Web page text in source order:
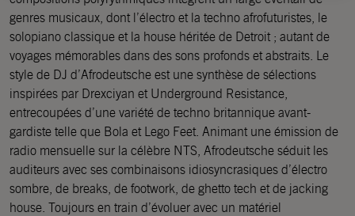
genres musicaux, dont l’électro et la techno afrofuturistes, le
solopiano classique et la house héritée de Detroit ; autant de
voyages mémorables dans des sons profonds et abstraits. Le
style de DJ d’Afrodeutsche est une synthèse de sélections
inspirées par Drexciyan et Underground Resistance,
entrecoupées d’une variété de techno britannique avant-
gardiste telle que Bola et Lego Feet. Animant une émission de
radio mensuelle sur la célèbre NTS, Afrodeutsche séduit les
auditeurs avec ses combinaisons idiosyncrasiques d’électro
sombre, de breaks, de footwork, de ghetto tech et de jacking
house. Toujours en train d’évoluer avec un matériel